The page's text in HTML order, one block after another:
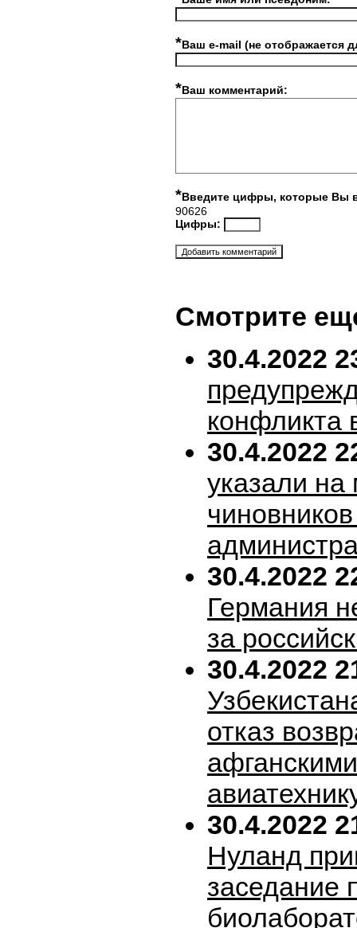
*Ваш e-mail (не отображается
*Ваш комментарий:
*Введите цифры, которые Вы
90626
Цифры:
Смотрите
30.4.2022
конфликта
30.4.2022
указали на
30.4.2022
Германия
за
30.4.2022
отказ
30.4.2022
Нуланд
заседание